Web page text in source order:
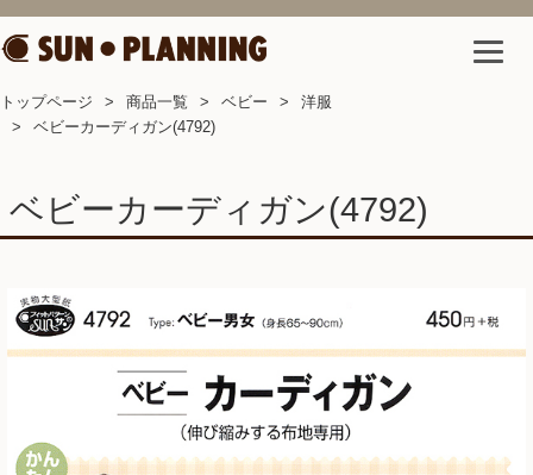
トップページ 商品一覧 ベビー
洋服
ベビーカーディガン(4792)
ベビーカーディガン(4792)